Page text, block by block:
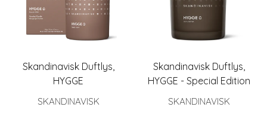
Skandinavisk Duftlys,
HYGGE
SKANDINAVISK
Skandinavisk Duftlys,
HYGGE - Special Edition
SKANDINAVISK